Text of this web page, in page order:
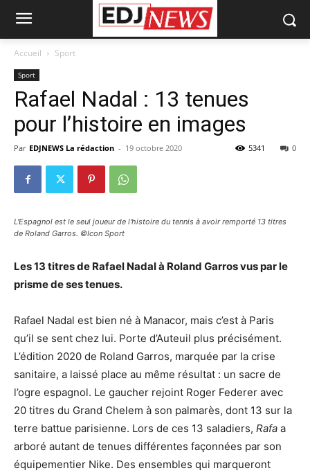
Accueil Sport
Sport
Rafael Nadal : 13 tenues
pour l’histoire en images
Par EDJNEWS La rédaction - 19 octobre 2020 0
5341
L'Espagnol est le seul joueur de l'histoire du tennis à avoir remporté 13 titres
de Roland Garros. ©Icon Sport
Les 13 titres de Rafael Nadal à Roland Garros vus par le
prisme de ses tenues.
Rafael Nadal est bien né à Manacor, mais c’est à Paris
qu’il se sent chez lui. Porte d’Auteuil plus précisément.
L’édition 2020 de Roland Garros, marquée par la crise
sanitaire, a laissé place au même résultat : un sacre de
l’ogre espagnol. Le gaucher rejoint Roger Federer avec
20 titres du Grand Chelem à son palmarès, dont 13 sur la
terre battue parisienne. Lors de ces 13 saladiers, Rafa a
arboré autant de tenues différentes façonnées par son
équipementier Nike. Des ensembles qui marqueront